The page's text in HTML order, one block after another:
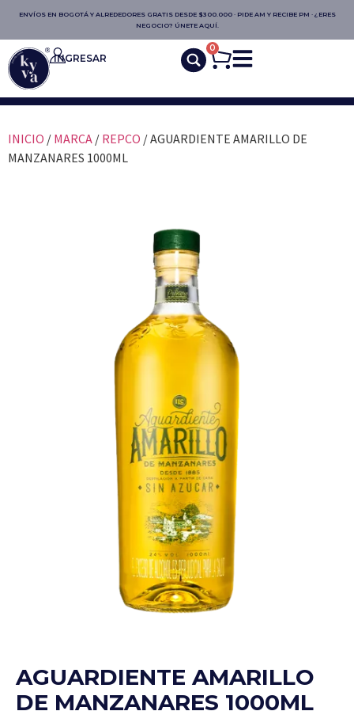
ENVÍOS EN BOGOTÁ Y ALREDEDORES GRATIS DESDE $300.000 · PIDE AM Y RECIBE PM · ¿ERES
NEGOCIO? ÚNETE AQUÍ.
INGRESAR
0
INICIO / MARCA / REPCO / AGUARDIENTE AMARILLO DE
MANZANARES 1000ML
AGUARDIENTE AMARILLO
DE MANZANARES 1000ML